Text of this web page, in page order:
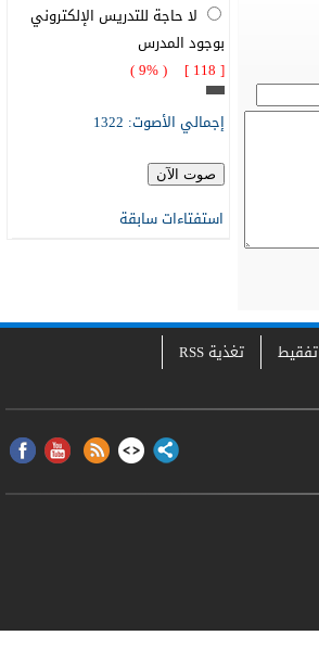
لا حاجة للتدريس الإلكتروني
بوجود المدرس
[ 118 ] ( 9% )
إجمالي الأصوت: 1322
استفتاءات سابقة
تفقيط تغذية RSS